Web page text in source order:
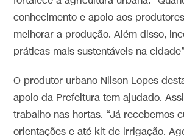
conhecimento e apoio aos
melhorar a produção. Além disso,
práticas mais sustentáveis na
O produtor urbano Nilson Lopes
apoio da Prefeitura tem ajudado.
trabalho nas hortas. “Já recebemos
orientações e até kit de irrigação.